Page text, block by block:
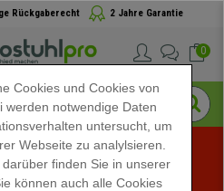
Rückgaberecht 2 Jahre Garantie
0
buerostuhlpro! Exklusive
Cookies und Cookies von
werden notwendige Daten
untersucht, um
Webseite zu analylsieren.
finden Sie in unserer
können auch alle Cookies